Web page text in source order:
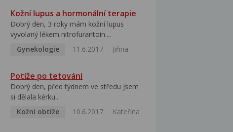
Kožní lupus a hormonální terapie
Dobrý den, 3 roky mám kožní lupus
vyvolaný lékem nitrofurantoin....
Gynekologie
11.6.2017 Jiřina
Potíže po tetování
Dobrý den, před týdnem ve středu jsem
si dělala kérku...
Kožní obtíže
10.6.2017 Kateřina